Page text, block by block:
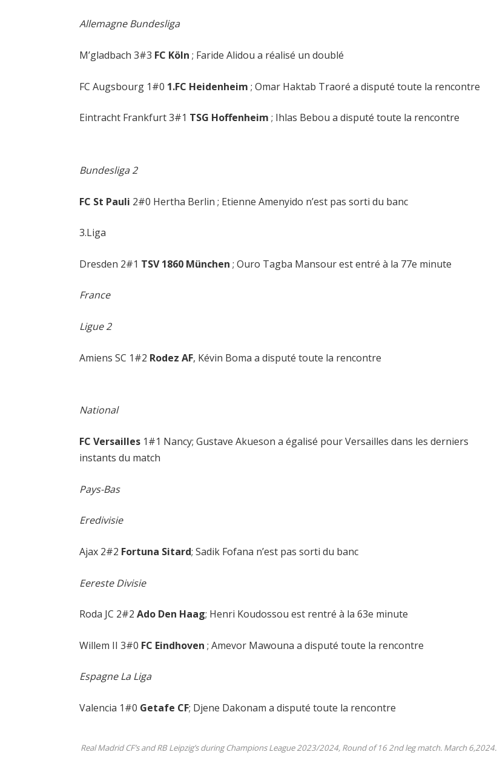
Allemagne Bundesliga
M’gladbach 3#3 FC Köln ; Faride Alidou a réalisé un doublé
FC Augsbourg 1#0 1.FC Heidenheim ; Omar Haktab Traoré a disputé toute la rencontre
Eintracht Frankfurt 3#1 TSG Hoffenheim ; Ihlas Bebou a disputé toute la rencontre
Bundesliga 2
FC St Pauli 2#0 Hertha Berlin ; Etienne Amenyido n’est pas sorti du banc
3.Liga
Dresden 2#1 TSV 1860 München ; Ouro Tagba Mansour est entré à la 77e minute
France
Ligue 2
Amiens SC 1#2 Rodez AF, Kévin Boma a disputé toute la rencontre
National
FC Versailles 1#1 Nancy; Gustave Akueson a égalisé pour Versailles dans les derniers
instants du match
Pays-Bas
Eredivisie
Ajax 2#2 Fortuna Sitard; Sadik Fofana n’est pas sorti du banc
Eereste Divisie
Roda JC 2#2Ado Den Haag; Henri Koudossou est rentré à la 63e minute
Willem II 3#0 FC Eindhoven ; Amevor Mawouna a disputé toute la rencontre
Espagne La Liga
Valencia 1#0 Getafe CF; Djene Dakonam a disputé toute la rencontre
Real Madrid CF’s and RB Leipzig’s during Champions League 2023/2024, Round of 16 2nd leg match. March 6,2024.